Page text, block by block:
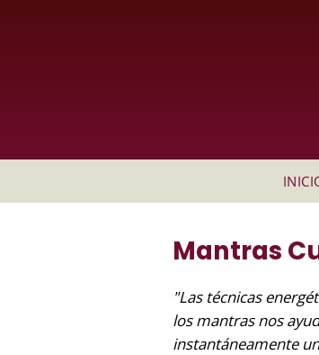
Mantras
"Las técnicas
los mantras nos
instantáneamente